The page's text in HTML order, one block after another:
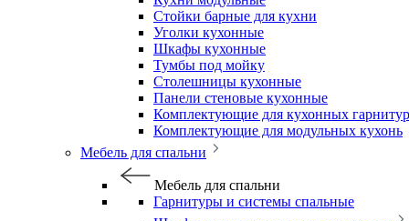
Стойки барные для кухни
Уголки кухонные
Шкафы кухонные
Тумбы под мойку
Столешницы кухонные
Панели стеновые кухонные
Комплектующие для кухонных
Комплектующие для модульных кухонь
Мебель для спальни
Мебель для спальни
Гарнитуры и системы спальные